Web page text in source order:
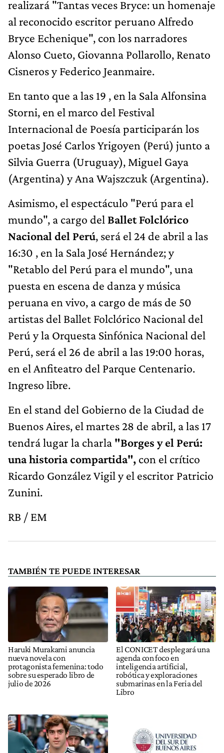
realizará "Tantas veces Bryce: un homenaje
al reconocido escritor peruano Alfredo
Bryce Echenique", con los narradores
Alonso Cueto, Giovanna Pollarollo, Renato
Cisneros y Federico Jeanmaire.
En tanto que a las 19 , en la Sala Alfonsina
Storni, en el marco del Festival
Internacional de Poesía participarán los
poetas José Carlos Yrigoyen (Perú) junto a
Silvia Guerra (Uruguay), Miguel Gaya
(Argentina) y Ana Wajszczuk (Argentina).
Asimismo, el espectáculo "Perú para el
mundo", a cargo del Ballet Folclórico
Nacional del Perú, será el 24 de abril a las
16:30 , en la Sala José Hernández; y
"Retablo del Perú para el mundo", una
puesta en escena de danza y música
peruana en vivo, a cargo de más de 50
artistas del Ballet Folclórico Nacional del
Perú y la Orquesta Sinfónica Nacional del
Perú, será el 26 de abril a las 19:00 horas,
en el Anfiteatro del Parque Centenario.
Ingreso libre.
En el stand del Gobierno de la Ciudad de
Buenos Aires, el martes 28 de abril, a las 17
tendrá lugar la charla "Borges y el Perú:
una historia compartida", con el crítico
Ricardo González Vigil y el escritor Patricio
Zunini.
RB / EM
TAMBIÉN TE PUEDE INTERESAR
Haruki Murakami anuncia
nueva novela con
protagonista femenina: todo
sobre su esperado libro de
julio de 2026
El CONICET desplegará una
agenda con foco en
inteligencia artificial,
robótica y exploraciones
submarinas en la Feria del
Libro